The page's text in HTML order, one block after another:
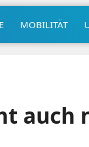
MOBILITÄT
auch